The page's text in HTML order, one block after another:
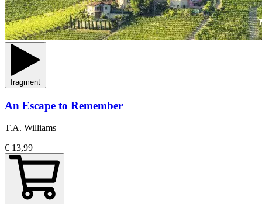
fragment
An Escape to Remember
T.A. Williams
€ 13,99